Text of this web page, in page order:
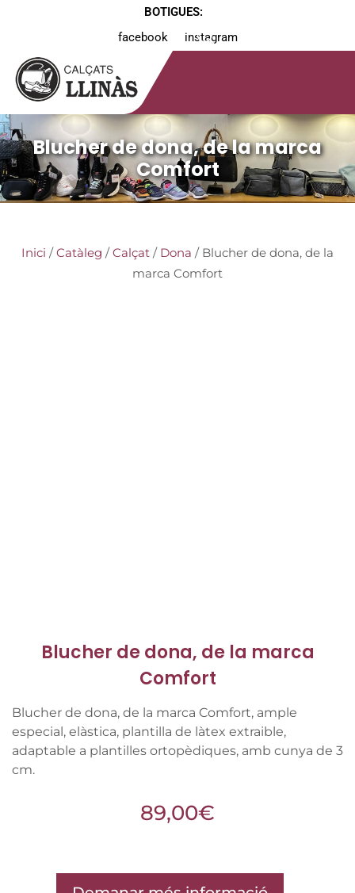
BOTIGUES:
facebook
instagram
Blucher de dona, de la marca
Comfort
Inici /Catàleg /Calçat / Dona / Blucher de dona, de la
marca Comfort
Blucher de dona, de la marca
Comfort
Blucher de dona, de la marca Comfort, ample
especial, elàstica, plantilla de làtex extraible,
adaptable a plantilles ortopèdiques, amb cunya de 3
cm.
89,00€